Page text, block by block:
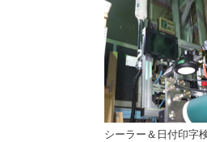
シーラー＆日付印字